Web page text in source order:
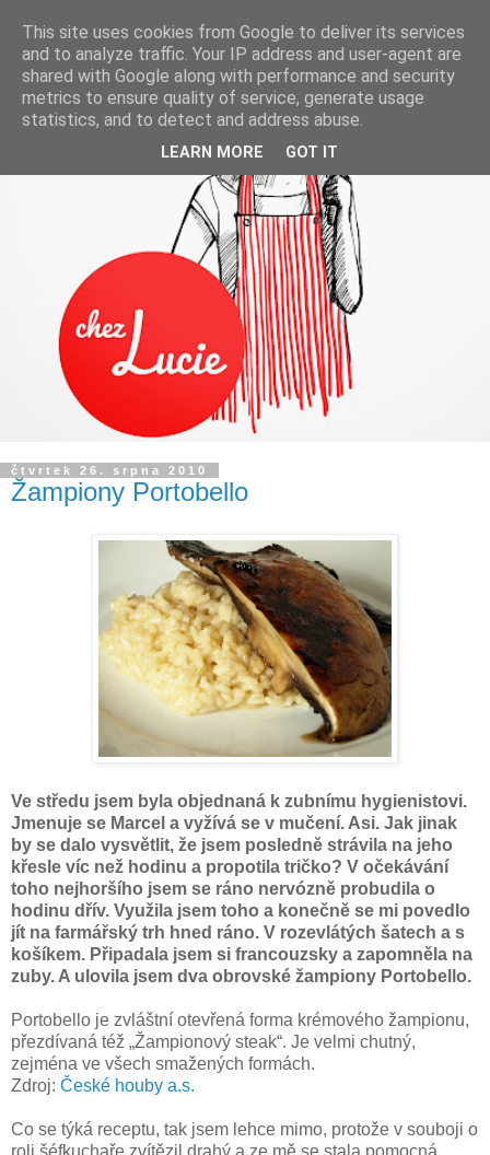
čtvrtek 26. srpna 2010
Žampiony Portobello
Ve středu jsem byla objednaná k zubnímu hygienistovi.
Jmenuje se Marcel a vyžívá se v mučení. Asi. Jak jinak
by se dalo vysvětlit, že jsem posledně strávila na jeho
křesle víc než hodinu a propotila tričko? V očekávání
toho nejhoršího jsem se ráno nervózně probudila o
hodinu dřív. Využila jsem toho a konečně se mi povedlo
jít na farmářský trh hned ráno. V rozevlátých šatech a s
košíkem. Připadala jsem si francouzsky a zapomněla na
zuby. A ulovila jsem dva obrovské žampiony Portobello.
Portobello je zvláštní otevřená forma krémového žampionu,
přezdívaná též „Žampionový steak“. Je velmi chutný,
zejména ve všech smažených formách.
Zdroj: České houby a.s.
Co se týká receptu, tak jsem lehce mimo, protože v souboji o
roli šéfkuchaře zvítězil drahý a ze mě se stala pomocná
This site uses cookies from Google to deliver its services
and to analyze traffic. Your IP address and user-agent are
shared with Google along with performance and security
metrics to ensure quality of service, generate usage
statistics, and to detect and address abuse.
LEARN MORE GOT IT